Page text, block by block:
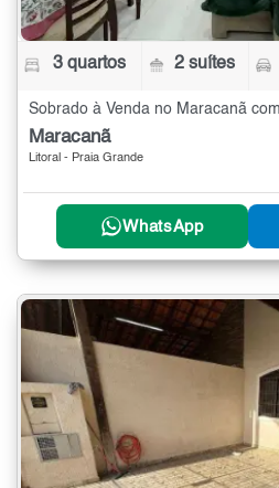
3 quartos 2 suítes
Sobrado à Venda no Maracanã
Maracanã
Litoral - Praia Grande
WhatsApp